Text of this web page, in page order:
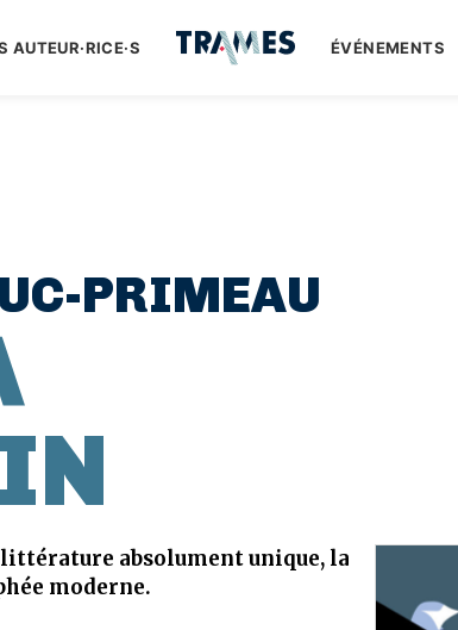
AUTEUR·RICE·S ÉVÉNEMENTS
PRIMEAU
absolument unique, la
moderne.